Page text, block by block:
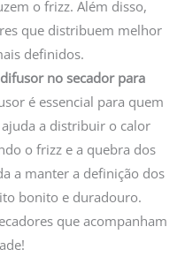
o frizz. Além disso,
que distribuem melhor
definidos.
no secador para
é essencial para quem
a distribuir o calor
o frizz e a quebra dos
a manter a definição dos
bonito e duradouro.
que acompanham